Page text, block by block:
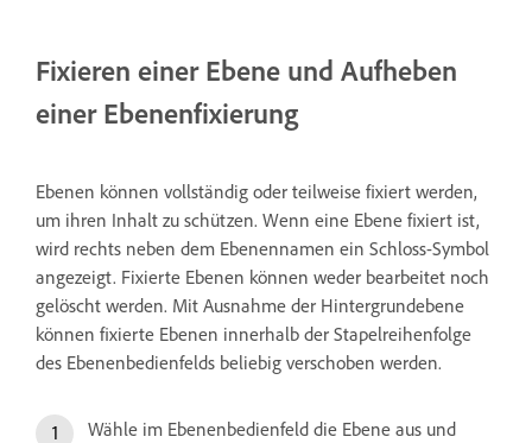
Fixieren einer Ebene und Aufheben
einer Ebenenfixierung
Ebenen können vollständig oder teilweise fixiert werden,
um ihren Inhalt zu schützen. Wenn eine Ebene fixiert ist,
wird rechts neben dem Ebenennamen ein Schloss-Symbol
angezeigt. Fixierte Ebenen können weder bearbeitet noch
gelöscht werden. Mit Ausnahme der Hintergrundebene
können fixierte Ebenen innerhalb der Stapelreihenfolge
des Ebenenbedienfelds beliebig verschoben werden.
Wähle im Ebenenbedienfeld die Ebene aus und